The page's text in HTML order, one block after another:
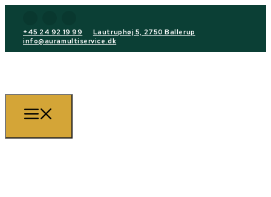
+45 24 92 19 99
Lautruphøj 5, 2750 Ballerup
info@auramultiservice.dk